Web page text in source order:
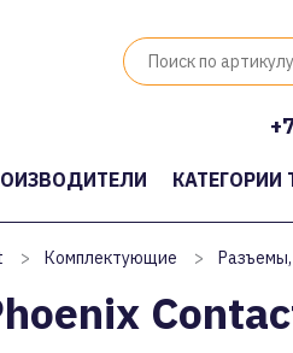
КАТЕГОРИИ
> Комплектующие >